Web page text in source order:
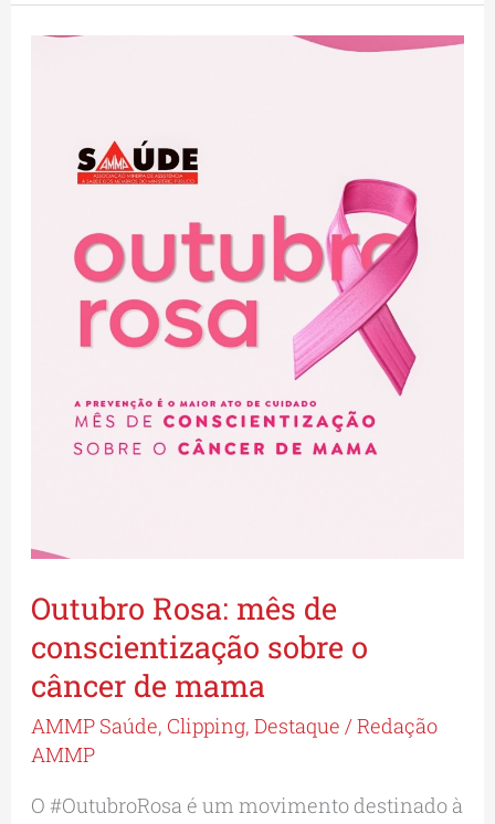
Outubro Rosa: mês de
conscientização sobre o
câncer de mama
AMMP Saúde, Clipping,Destaque /Redação
AMMP
O #OutubroRosa é um movimento destinado à
conscientização
câncer